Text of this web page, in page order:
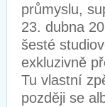
průmyslu,
23. dubna
šesté
exkluzivně
Tu vlastní
později se